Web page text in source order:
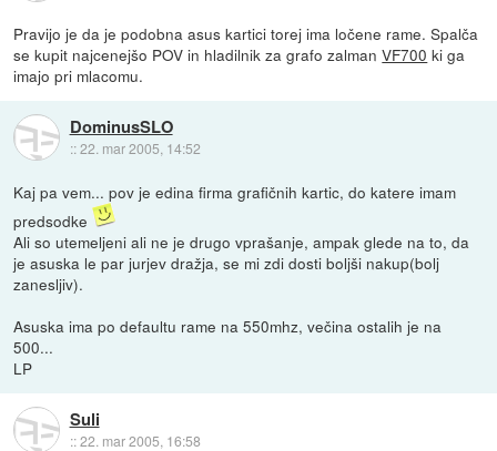
Pravijo je da je podobna asus kartici torej ima ločene rame. Spalča
se kupit najcenejšo POV in hladilnik za grafo zalmanVF700 ki ga
imajo pri mlacomu.
DominusSLO
::22. mar 2005, 14:52
Kaj pa vem... pov je edina firma grafičnih kartic, do katere imam
predsodke
Ali so utemeljeni ali ne je drugo vprašanje, ampak glede na to, da
je asuska le par jurjev dražja, se mi zdi dosti boljši nakup(bolj
zanesljiv).
Asuska ima po defaultu rame na 550mhz, večina ostalih je na
500...
LP
Suli
::22. mar 2005, 16:58